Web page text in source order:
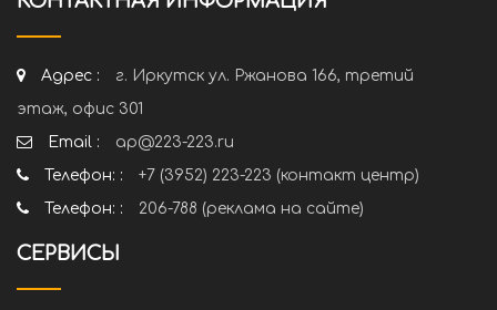
Адрес :
г. Иркутск ул. Ржанова 166, третий
этаж, офис 301
Email :
ap@223-223.ru
Телефон: :
+7 (3952) 223-223 (контакт центр)
Телефон: :
206-788 (реклама на сайте)
СЕРВИСЫ